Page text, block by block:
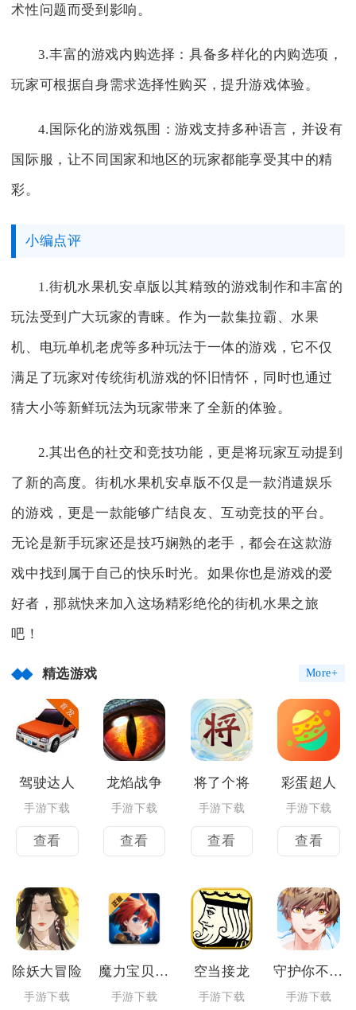
术性问题而受到影响。
3.丰富的游戏内购选择：具备多样化的内购选项，
玩家可根据自身需求选择性购买，提升游戏体验。
4.国际化的游戏氛围：游戏支持多种语言，并设有
国际服，让不同国家和地区的玩家都能享受其中的精
彩。
小编点评
1.街机水果机安卓版以其精致的游戏制作和丰富的
玩法受到广大玩家的青睐。作为一款集拉霸、水果
机、电玩单机老虎等多种玩法于一体的游戏，它不仅
满足了玩家对传统街机游戏的怀旧情怀，同时也通过
猜大小等新鲜玩法为玩家带来了全新的体验。
2.其出色的社交和竞技功能，更是将玩家互动提到
了新的高度。街机水果机安卓版不仅是一款消遣娱乐
的游戏，更是一款能够广结良友、互动竞技的平台。
无论是新手玩家还是技巧娴熟的老手，都会在这款游
戏中找到属于自己的快乐时光。如果你也是游戏的爱
好者，那就快来加入这场精彩绝伦的街机水果之旅
吧！
精选游戏 More+
驾驶达人
手游下载
查看
龙焰战争
手游下载
查看
将了个将
手游下载
查看
彩蛋超人
手游下载
查看
除妖大冒险
手游下载
魔力宝贝复兴
手游下载
空当接龙
手游下载
守护你不言弃
手游下载